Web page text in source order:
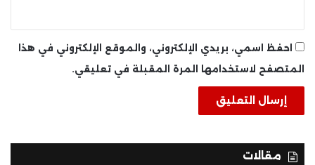
احفظ اسمي، بريدي الإلكتروني، والموقع الإلكتروني في هذا
المتصفح لاستخدامها المرة المقبلة في تعليقي.
مقالات